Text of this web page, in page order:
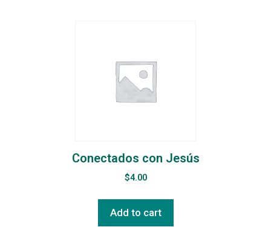
Conectados con Jesús
$4.00
Add to cart